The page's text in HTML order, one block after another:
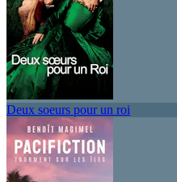
Deux soeurs pour un roi